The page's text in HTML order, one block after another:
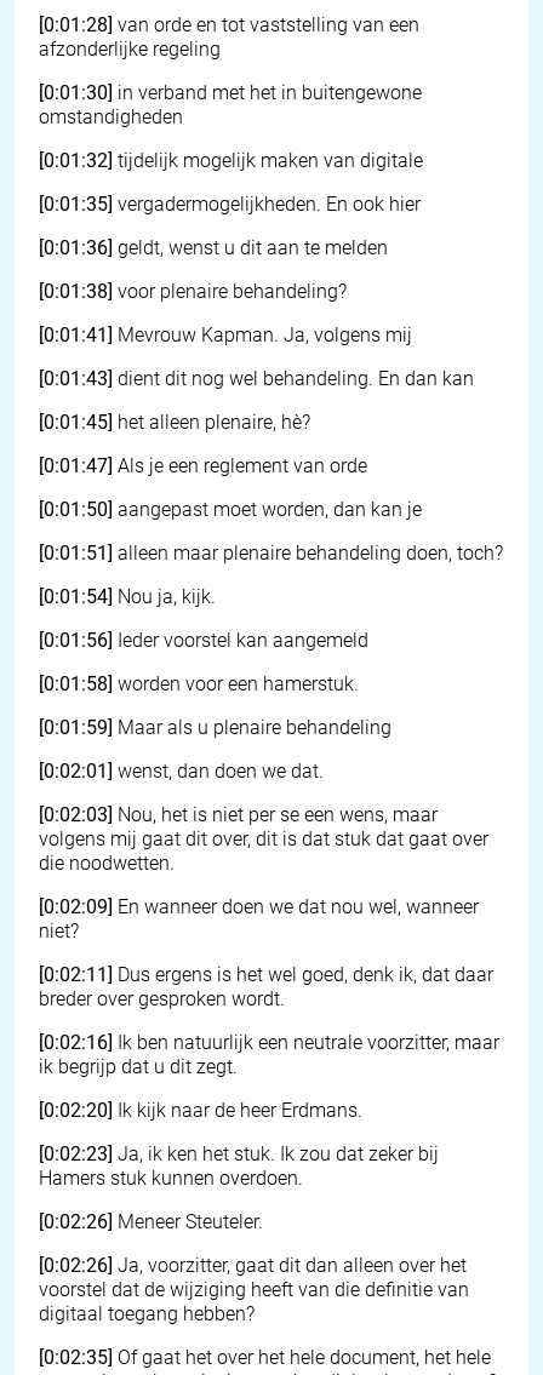
[0:01:28] van orde en tot vaststelling van een
afzonderlijke regeling
[0:01:30] in verband met het in buitengewone
omstandigheden
[0:01:32] tijdelijk mogelijk maken van digitale
[0:01:35] vergadermogelijkheden. En ook hier
[0:01:36] geldt, wenst u dit aan te melden
[0:01:38] voor plenaire behandeling?
[0:01:41] Mevrouw Kapman. Ja, volgens mij
[0:01:43] dient dit nog wel behandeling. En dan kan
[0:01:45] het alleen plenaire, hè?
[0:01:47] Als je een reglement van orde
[0:01:50] aangepast moet worden, dan kan je
[0:01:51] alleen maar plenaire behandeling doen, toch?
[0:01:54] Nou ja, kijk.
[0:01:56] Ieder voorstel kan aangemeld
[0:01:58] worden voor een hamerstuk.
[0:01:59] Maar als u plenaire behandeling
[0:02:01] wenst, dan doen we dat.
[0:02:03] Nou, het is niet per se een wens, maar
volgens mij gaat dit over, dit is dat stuk dat gaat over
die noodwetten.
[0:02:09] En wanneer doen we dat nou wel, wanneer
niet?
[0:02:11] Dus ergens is het wel goed, denk ik, dat daar
breder over gesproken wordt.
[0:02:16] Ik ben natuurlijk een neutrale voorzitter, maar
ik begrijp dat u dit zegt.
[0:02:20] Ik kijk naar de heer Erdmans.
[0:02:23] Ja, ik ken het stuk. Ik zou dat zeker bij
Hamers stuk kunnen overdoen.
[0:02:26] Meneer Steuteler.
[0:02:26] Ja, voorzitter, gaat dit dan alleen over het
voorstel dat de wijziging heeft van die definitie van
digitaal toegang hebben?
[0:02:35] Of gaat het over het hele document, het hele